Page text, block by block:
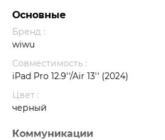
Основные
Бренд :
wiwu
Совместимость :
iPad Pro 12.9''/Air 13'' (2024)
Цвет :
черный
Коммуникации